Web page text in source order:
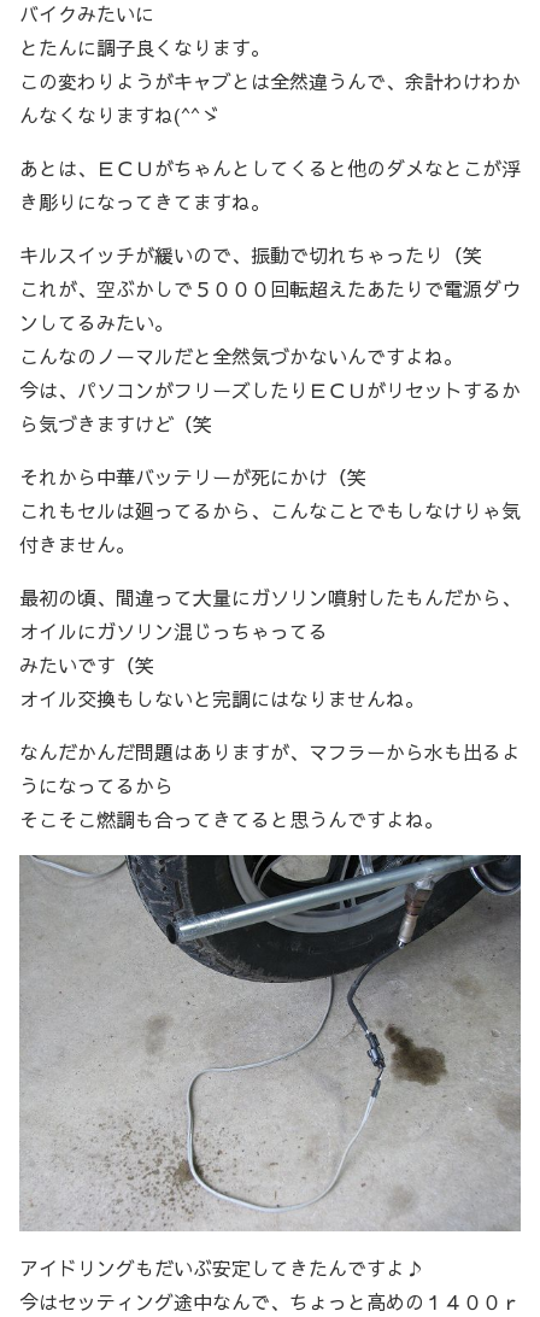
バイクみたいに
とたんに調子良くなります。
この変わりようがキャブとは全然違うんで、余計わけわか
んなくなりますね(^^ゞ
あとは、ＥＣＵがちゃんとしてくると他のダメなとこが浮
き彫りになってきてますね。
キルスイッチが緩いので、振動で切れちゃったり（笑
これが、空ぶかしで５０００回転超えたあたりで電源ダウ
ンしてるみたい。
こんなのノーマルだと全然気づかないんですよね。
今は、パソコンがフリーズしたりＥＣＵがリセットするか
ら気づきますけど（笑
それから中華バッテリーが死にかけ（笑
これもセルは廻ってるから、こんなことでもしなけりゃ気
付きません。
最初の頃、間違って大量にガソリン噴射したもんだから、
オイルにガソリン混じっちゃってる
みたいです（笑
オイル交換もしないと完調にはなりませんね。
なんだかんだ問題はありますが、マフラーから水も出るよ
うになってるから
そこそこ燃調も合ってきてると思うんですよね。
アイドリングもだいぶ安定してきたんですよ♪
今はセッティング途中なんで、ちょっと高めの１４００ｒ